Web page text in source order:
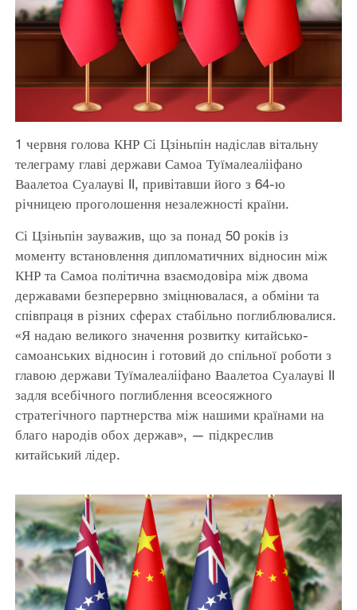
1 червня голова КНР Сі Цзіньпін надіслав вітальну
телеграму главі держави Самоа Туїмалеалііфано
Ваалетоа Суалауві II, привітавши його з 64-ю
річницею проголошення незалежності країни.
Сі Цзіньпін зауважив, що за понад 50 років із
моменту встановлення дипломатичних відносин між
КНР та Самоа політична взаємодовіра між двома
державами безперервно зміцнювалася, а обміни та
співпраця в різних сферах стабільно поглиблювалися.
«Я надаю великого значення розвитку китайсько-
самоанських відносин і готовий до спільної роботи з
главою держави Туїмалеалііфано Ваалетоа Суалауві II
задля всебічного поглиблення всеосяжного
стратегічного партнерства між нашими країнами на
благо народів обох держав», — підкреслив
китайський лідер.